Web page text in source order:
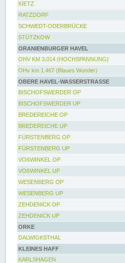
KIETZ
RATZDORF
SCHWEDT-ODERBRÜCKE
STÜTZKOW
ORANIENBURGER HAVEL
OHV KM 3.014 (HOCHSPANNUNG)
OHv km 1.467 (Blaues Wunder)
OBERE HAVEL-WASSERSTRASSE
BISCHOFSWERDER OP
BISCHOFSWERDER UP
BREDEREICHE OP
BREDEREICHE UP
FÜRSTENBERG OP
FÜRSTENBERG UP
VOßWINKEL OP
VOßWINKEL UP
WESENBERG OP
WESENBERG UP
ZEHDENICK OP
ZEHDENICK UP
ORKE
DALWIGKSTHAL
KLEINES HAFF
KARLSHAGEN